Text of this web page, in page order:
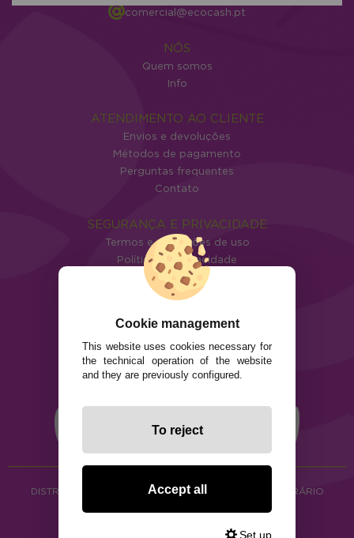
comercial@ecocash.pt
NÓS
Quem somos
Info
ATENDIMENTO AO CLIENTE
Envios e devoluções
Métodos de pagamento
Perguntas frequentes
Contato
SEGURANÇA E PRIVACIDADE
Termos e condições de uso
Política de privacidade
Política de cookies
DISTRIBUIÇÃO DE ALIMENTOS ORGÂNICOS E HERBORÁRIO
Copyright © 2026 ·
www.ecocash.pt
Ecocash Productos Orgánicos S.C
Cookie management
This website uses cookies necessary for
the technical operation of the website
and they are previously configured.
To reject
Accept all
Set up